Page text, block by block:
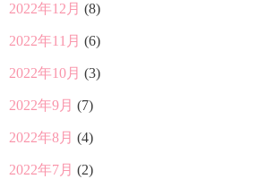
2022年12月 (8)
2022年11月 (6)
2022年10月 (3)
2022年9月 (7)
2022年8月 (4)
2022年7月 (2)